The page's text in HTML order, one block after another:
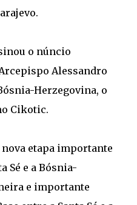
o núncio
Alessandro
Herzegovina, o
Cikotic.
etapa importante
Sé e a Bósnia-
e importante